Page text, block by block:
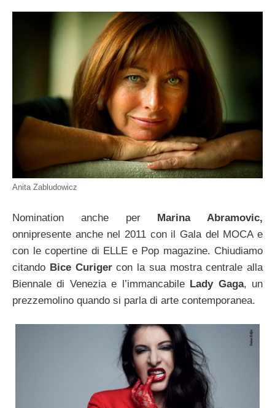
Anita Zabludowicz
Nomination anche perMarina Abramovic,
onnipresente anche nel 2011 con il Gala del MOCA e
con le copertine di ELLE e Pop magazine. Chiudiamo
citando Bice Curigercon la sua mostra centrale alla
Biennale di Venezia e l’immancabileLady Gaga, un
prezzemolino quando si parla di arte contemporanea.